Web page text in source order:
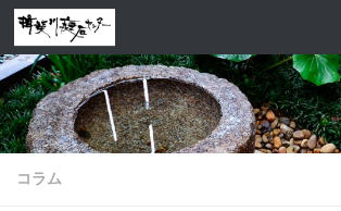
コンテンツへスキップ
コラム